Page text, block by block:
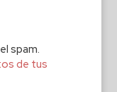
spam.
de tus